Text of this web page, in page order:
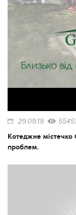
29.09.19
Котеджне містечко
проблем.